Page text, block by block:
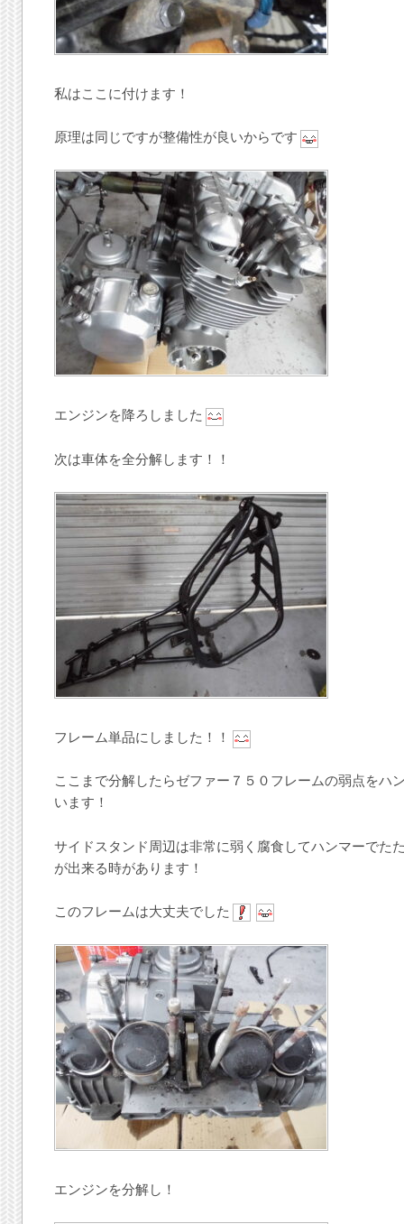
私はここに付けます！
原理は同じですが整備性が良いからです
エンジンを降ろしました
次は車体を全分解します！！
フレーム単品にしました！！
ここまで分解したらゼファー７５０フレームの弱点をハ
います！
サイドスタンド周辺は非常に弱く腐食してハンマーでた
が出来る時があります！
このフレームは大丈夫でした
エンジンを分解し！